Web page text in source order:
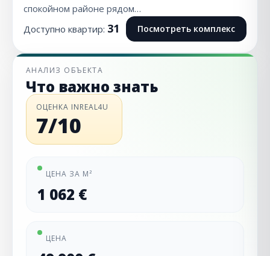
спокойном районе рядом…
Доступно квартир: 31 Посмотреть комплекс
АНАЛИЗ ОБЪЕКТА
Что важно знать
ОЦЕНКА INREAL4U
7/10
ЦЕНА ЗА М²
1 062 €
ЦЕНА